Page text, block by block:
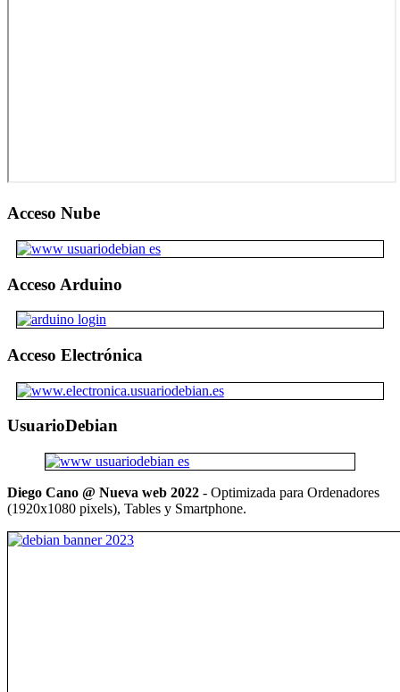
Acceso Nube
Acceso Arduino
Acceso Electrónica
UsuarioDebian
Diego Cano @ Nueva web 2022 - Optimizada para Ordenadores
(1920x1080 pixels), Tables y Smartphone.